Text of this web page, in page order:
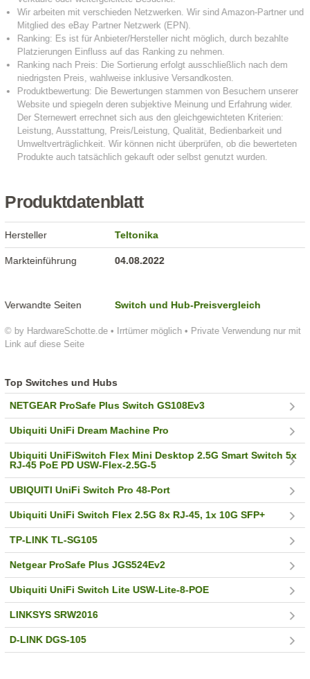
Produktdatenblatt
© by HardwareSchotte.de • Irrtümer möglich • Private Verwendung nur mit
Link auf diese Seite
Hersteller Teltonika
Markteinführung 04.08.2022
Verwandte Seiten Switch und Hub-Preisvergleich
Top Switches und Hubs
NETGEAR ProSafe Plus Switch GS108Ev3
Ubiquiti UniFi Dream Machine Pro
Ubiquiti UniFiSwitch Flex Mini Desktop 2.5G Smart Switch 5x
RJ-45 PoE PD USW-Flex-2.5G-5
UBIQUITI UniFi Switch Pro 48-Port
Ubiquiti UniFi Switch Flex 2.5G 8x RJ-45, 1x 10G SFP+
TP-LINK TL-SG105
Netgear ProSafe Plus JGS524Ev2
Ubiquiti UniFi Switch Lite USW-Lite-8-POE
LINKSYS SRW2016
D-LINK DGS-105